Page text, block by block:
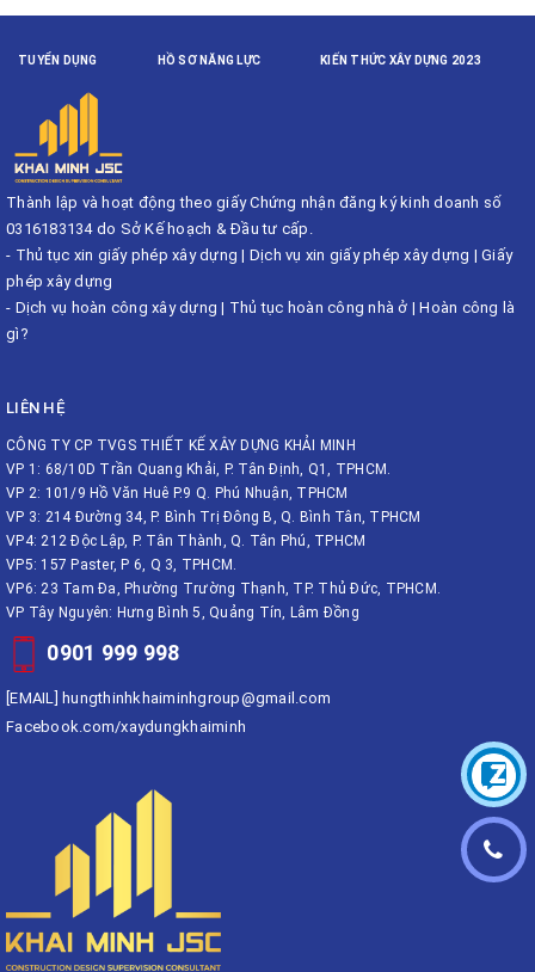
TUYỂN DỤNG HỒ SƠ NĂNG LỰC KIẾN THỨC XÂY DỰNG 2023
Thành lập và hoạt động theo giấy Chứng nhận đăng ký kinh doanh số
0316183134 do Sở Kế hoạch & Đầu tư cấp.
- Thủ tục xin giấy phép xây dựng | Dịch vụ xin giấy phép xây dựng | Giấy
phép xây dựng
- Dịch vụ hoàn công xây dựng | Thủ tục hoàn công nhà ở |Hoàn công là
gì?
LIÊN HỆ
CÔNG TY CP TVGS THIẾT KẾ XÂY DỰNG KHẢI MINH
VP 1: 68/10D Trần Quang Khải, P. Tân Định, Q1, TPHCM.
VP 2: 101/9 Hồ Văn Huê P.9 Q. Phú Nhuận, TPHCM
VP 3: 214 Đường 34, P. Bình Trị Đông B, Q. Bình Tân, TPHCM
VP4: 212 Độc Lập, P. Tân Thành, Q. Tân Phú, TPHCM
VP5: 157 Paster, P 6, Q 3, TPHCM.
VP6: 23 Tam Đa, Phường Trường Thạnh, TP. Thủ Đức, TPHCM.
VP Tây Nguyên: Hưng Bình 5, Quảng Tín, Lâm Đồng
0901 999 998
[EMAIL] hungthinhkhaiminhgroup@gmail.com
Facebook.com/xaydungkhaiminh